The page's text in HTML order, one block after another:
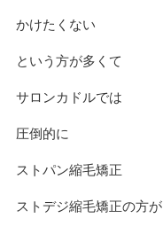
かけたくない
という方が多くて
サロンカドルでは
圧倒的に
ストパン縮毛矯正
ストデジ縮毛矯正の方が